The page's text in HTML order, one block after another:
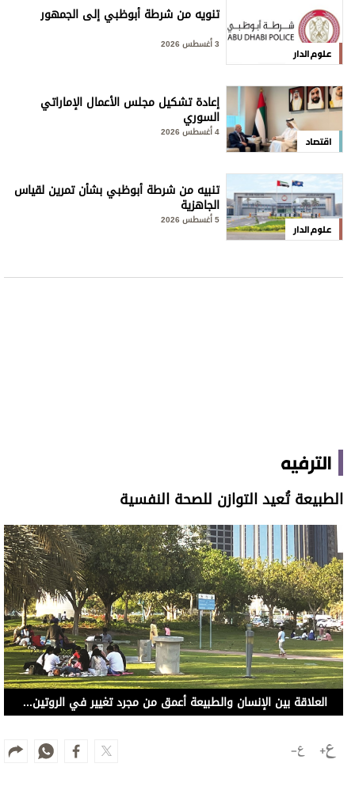
علوم الدار
تنويه من شرطة أبوظبي إلى الجمهور
اقتصاد
إعادة تشكيل مجلس الأعمال الإماراتي
السوري
4 أغسطس 2026
علوم الدار
تنبيه من شرطة أبوظبي بشأن تمرين لقياس
الجاهزية
5 أغسطس 2026
الترفيه
الطبيعة تُعيد التوازن للصحة النفسية
العلاقة بين الإنسان والطبيعة أعمق من مجرد تغيير في الروتين (الاتحاد)